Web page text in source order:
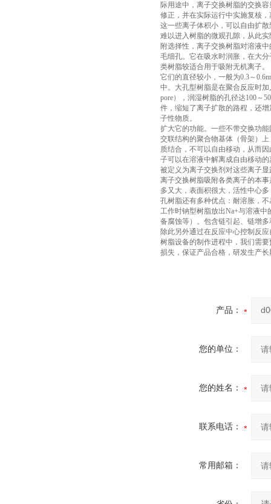
际用途中，离子交换树脂的交换
修正，并在实际运行中实施复核
这一些离子体积小，可以自由扩
难以进入树脂的微观孔隙，从此
附选择性，离子交换树脂对溶液
毛细孔。它在吸水时润胀，在大
类树脂较适合用于吸附无机离子。
它们的直径较小，一般为0.3～
中。大孔型树脂是在聚合反应时
pore），润湿树脂的孔径达100～
件，缩短了离子扩散的路程，还
子性物质。
扩大它的功能。一些不带交换功
交联结构的聚合物基体（骨架）
质结合，不可以自由移动，从而
子可以在溶液中解离成自由移动
被定义为离子交换剂对这些离子
离子交换树脂吸附各类离子的本
多又大，表面积很大，活性中心
孔树脂还有多种优点：耐溶胀，
工作时钠型树脂放出Na+与溶液
备腐蚀等）。包含链引起、链增
除此另外通过在反应中心控制反
树脂设备的制作进程中，我们需
损失，保证产品合格，研发生产长
产品：
您的单位：
您的姓名：
联系电话：
常用邮箱：